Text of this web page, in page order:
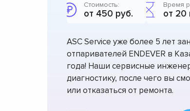
Стоимость:
от 450 руб.
Время
от 20
ASC Service уже более 5 лет
отпаривателей ENDEVER в
года! Наши сервисные
диагностику, после чего вы
или отказаться от ремонта.